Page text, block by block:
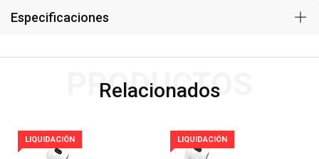
Especificaciones
Relacionados
PRODUCTOS
LIQUIDACIÓN LIQUIDACIÓN